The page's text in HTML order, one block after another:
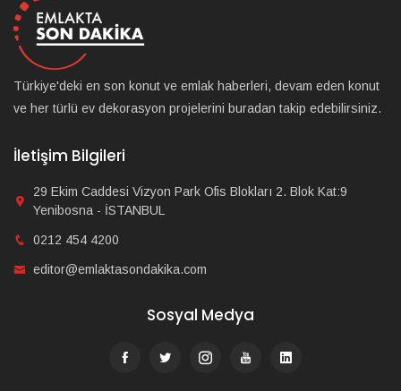
Türkiye'deki en son konut ve emlak haberleri, devam eden konut
ve her türlü ev dekorasyon projelerini buradan takip edebilirsiniz.
İletişim Bilgileri
29 Ekim Caddesi Vizyon Park Ofis Blokları 2. Blok Kat:9
Yenibosna - İSTANBUL
0212 454 4200
editor@emlaktasondakika.com
Sosyal Medya